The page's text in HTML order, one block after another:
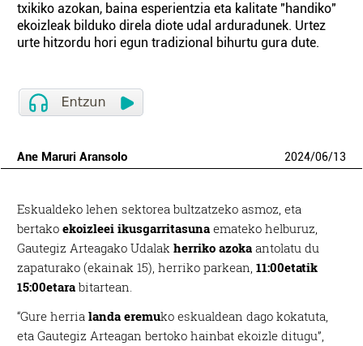
txikiko azokan, baina esperientzia eta kalitate "handiko"
ekoizleak bilduko direla diote udal arduradunek. Urtez
urte hitzordu hori egun tradizional bihurtu gura dute.
Ane Maruri Aransolo 2024/06/13
Eskualdeko lehen sektorea bultzatzeko asmoz, eta
bertakoekoizleei ikusgarritasuna emateko helburuz,
Gautegiz Arteagako Udalakherriko azoka antolatu du
zapaturako (ekainak 15), herriko parkean,11:00etatik
15:00etara bitartean.
“Gure herria landa eremuko eskualdean dago kokatuta,
eta Gautegiz Arteagan bertoko hainbat ekoizle ditugu”,